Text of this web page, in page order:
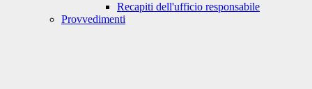
Recapiti dell'ufficio responsabile
Provvedimenti